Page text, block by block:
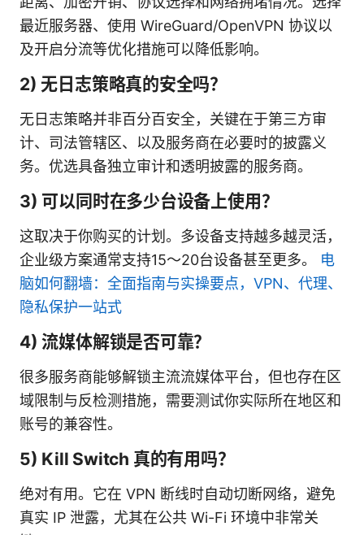
最近服务器、使用 WireGuard/OpenVPN 协议以
及开启分流等优化措施可以降低影响。
2) 无日志策略真的安全吗？
无日志策略并非百分百安全，关键在于第三方审
计、司法管辖区、以及服务商在必要时的披露义
务。优选具备独立审计和透明披露的服务商。
3) 可以同时在多少台设备上使用？
这取决于你购买的计划。多设备支持越多越灵活，
企业级方案通常支持15～20台设备甚至更多。 电
脑如何翻墙：全面指南与实操要点，VPN、代理、
隐私保护一站式
4) 流媒体解锁是否可靠？
很多服务商能够解锁主流流媒体平台，但也存在区
域限制与反检测措施，需要测试你实际所在地区和
账号的兼容性。
5) Kill Switch 真的有用吗？
绝对有用。它在 VPN 断线时自动切断网络，避免
真实 IP 泄露，尤其在公共 Wi-Fi 环境中非常关